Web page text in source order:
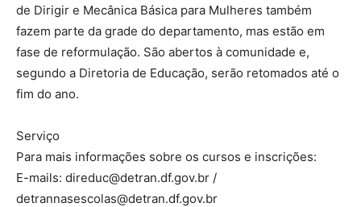
de Dirigir e Mecânica Básica para Mulheres também
fazem parte da grade do departamento, mas estão em
fase de reformulação. São abertos à comunidade e,
segundo a Diretoria de Educação, serão retomados até o
fim do ano.
Serviço
Para mais informações sobre os cursos e inscrições:
E-mails: direduc@detran.df.gov.br /
detrannasescolas@detran.df.gov.br